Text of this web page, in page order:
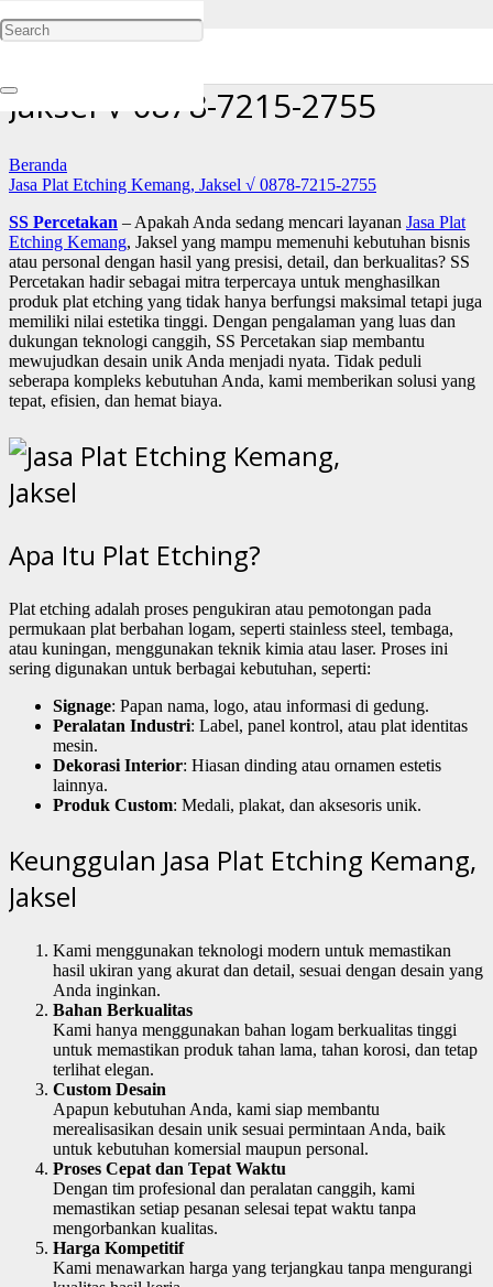
Jaksel √ 0878-7215-2755
Beranda
Jasa Plat Etching Kemang, Jaksel √ 0878-7215-2755
SS Percetakan – Apakah Anda sedang mencari layanan Jasa Plat
Etching Kemang, Jaksel yang mampu memenuhi kebutuhan bisnis
atau personal dengan hasil yang presisi, detail, dan berkualitas? SS
Percetakan hadir sebagai mitra terpercaya untuk menghasilkan
produk plat etching yang tidak hanya berfungsi maksimal tetapi juga
memiliki nilai estetika tinggi. Dengan pengalaman yang luas dan
dukungan teknologi canggih, SS Percetakan siap membantu
mewujudkan desain unik Anda menjadi nyata. Tidak peduli
seberapa kompleks kebutuhan Anda, kami memberikan solusi yang
tepat, efisien, dan hemat biaya.
Apa Itu Plat Etching?
Plat etching adalah proses pengukiran atau pemotongan pada
permukaan plat berbahan logam, seperti stainless steel, tembaga,
atau kuningan, menggunakan teknik kimia atau laser. Proses ini
sering digunakan untuk berbagai kebutuhan, seperti:
Signage: Papan nama, logo, atau informasi di gedung.
Peralatan Industri: Label, panel kontrol, atau plat identitas
mesin.
Dekorasi Interior: Hiasan dinding atau ornamen estetis
lainnya.
Produk Custom: Medali, plakat, dan aksesoris unik.
Keunggulan Jasa Plat Etching Kemang,
Jaksel
Kami menggunakan teknologi modern untuk memastikan
hasil ukiran yang akurat dan detail, sesuai dengan desain yang
Anda inginkan.
Bahan Berkualitas
Kami hanya menggunakan bahan logam berkualitas tinggi
untuk memastikan produk tahan lama, tahan korosi, dan tetap
terlihat elegan.
Custom Desain
Apapun kebutuhan Anda, kami siap membantu
merealisasikan desain unik sesuai permintaan Anda, baik
untuk kebutuhan komersial maupun personal.
Proses Cepat dan Tepat Waktu
Dengan tim profesional dan peralatan canggih, kami
memastikan setiap pesanan selesai tepat waktu tanpa
mengorbankan kualitas.
Harga Kompetitif
Kami menawarkan harga yang terjangkau tanpa mengurangi